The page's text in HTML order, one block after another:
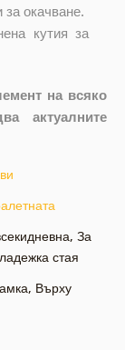
окачване.
кутия за
на всяко
актуалните
, За
стая
, Върху